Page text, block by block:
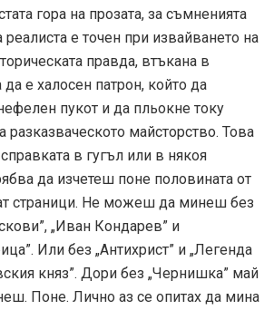
гора на прозата, за съмненията
е точен при извайването на
правда, втъкана в
е халосен патрон, който да
пукот и да пльокне току
майсторство. Това
в гугъл или в някоя
да изчетеш поне половината от
страници. Не можеш да минеш без
„Иван Кондарев” и
Или без „Антихрист” и „Легенда
княз”. Дори без „Чернишка” май
Поне. Лично аз се опитах да мина